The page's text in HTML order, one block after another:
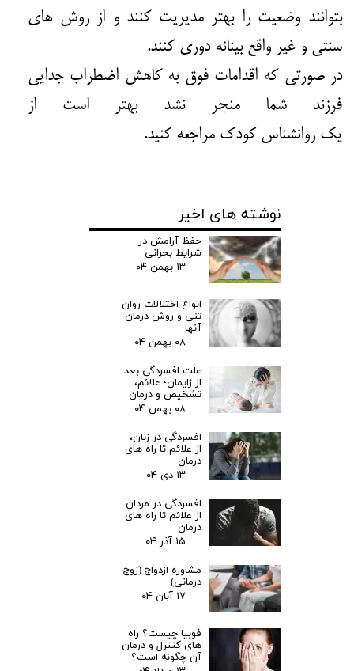
بتوانند وضعیت را بهتر مدیریت کنند و از روش های
سنتی و غیر واقع بینانه دوری کنند.
در صورتی که اقدامات فوق به کاهش اضطراب جدایی
فرزند شما منجر نشد بهتر است از
یکروانشناس کودک مراجعه کنید.
نوشته های اخیر
حفظ آرامش در
شرایط بحرانی
۱۳ بهمن ۰۴
انواع اختلالات روان
تنی و روش درمان
آنها
۰۸ بهمن ۰۴
علت افسردگی بعد
از زایمان؛ علائم،
تشخیص و درمان
۰۸ بهمن ۰۴
افسردگی در زنان،
از علائم تا راه های
درمان
۱۳ دی ۰۴
افسردگی در مردان
از علائم تا راه های
درمان
۱۵ آذر ۰۴
مشاوره ازدواج (زوج
درمانی)
۱۷ آبان ۰۴
فوبیا چیست؟ راه
های کنترل و درمان
آن چگونه است؟